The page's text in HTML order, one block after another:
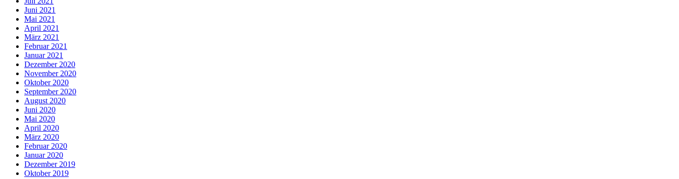
Juni 2021
Mai 2021
April 2021
März 2021
Februar 2021
Januar 2021
Dezember 2020
November 2020
Oktober 2020
September 2020
August 2020
Juni 2020
Mai 2020
April 2020
März 2020
Februar 2020
Januar 2020
Dezember 2019
Oktober 2019